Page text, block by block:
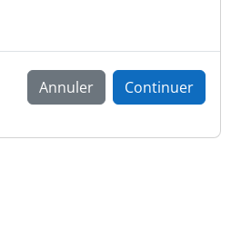
Annuler Continuer